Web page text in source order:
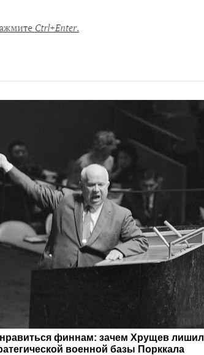
финнам: зачем Хрущев лишил
военной базы Порккала